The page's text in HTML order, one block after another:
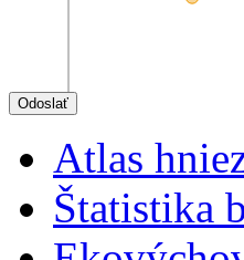
Atlas
Štatistika